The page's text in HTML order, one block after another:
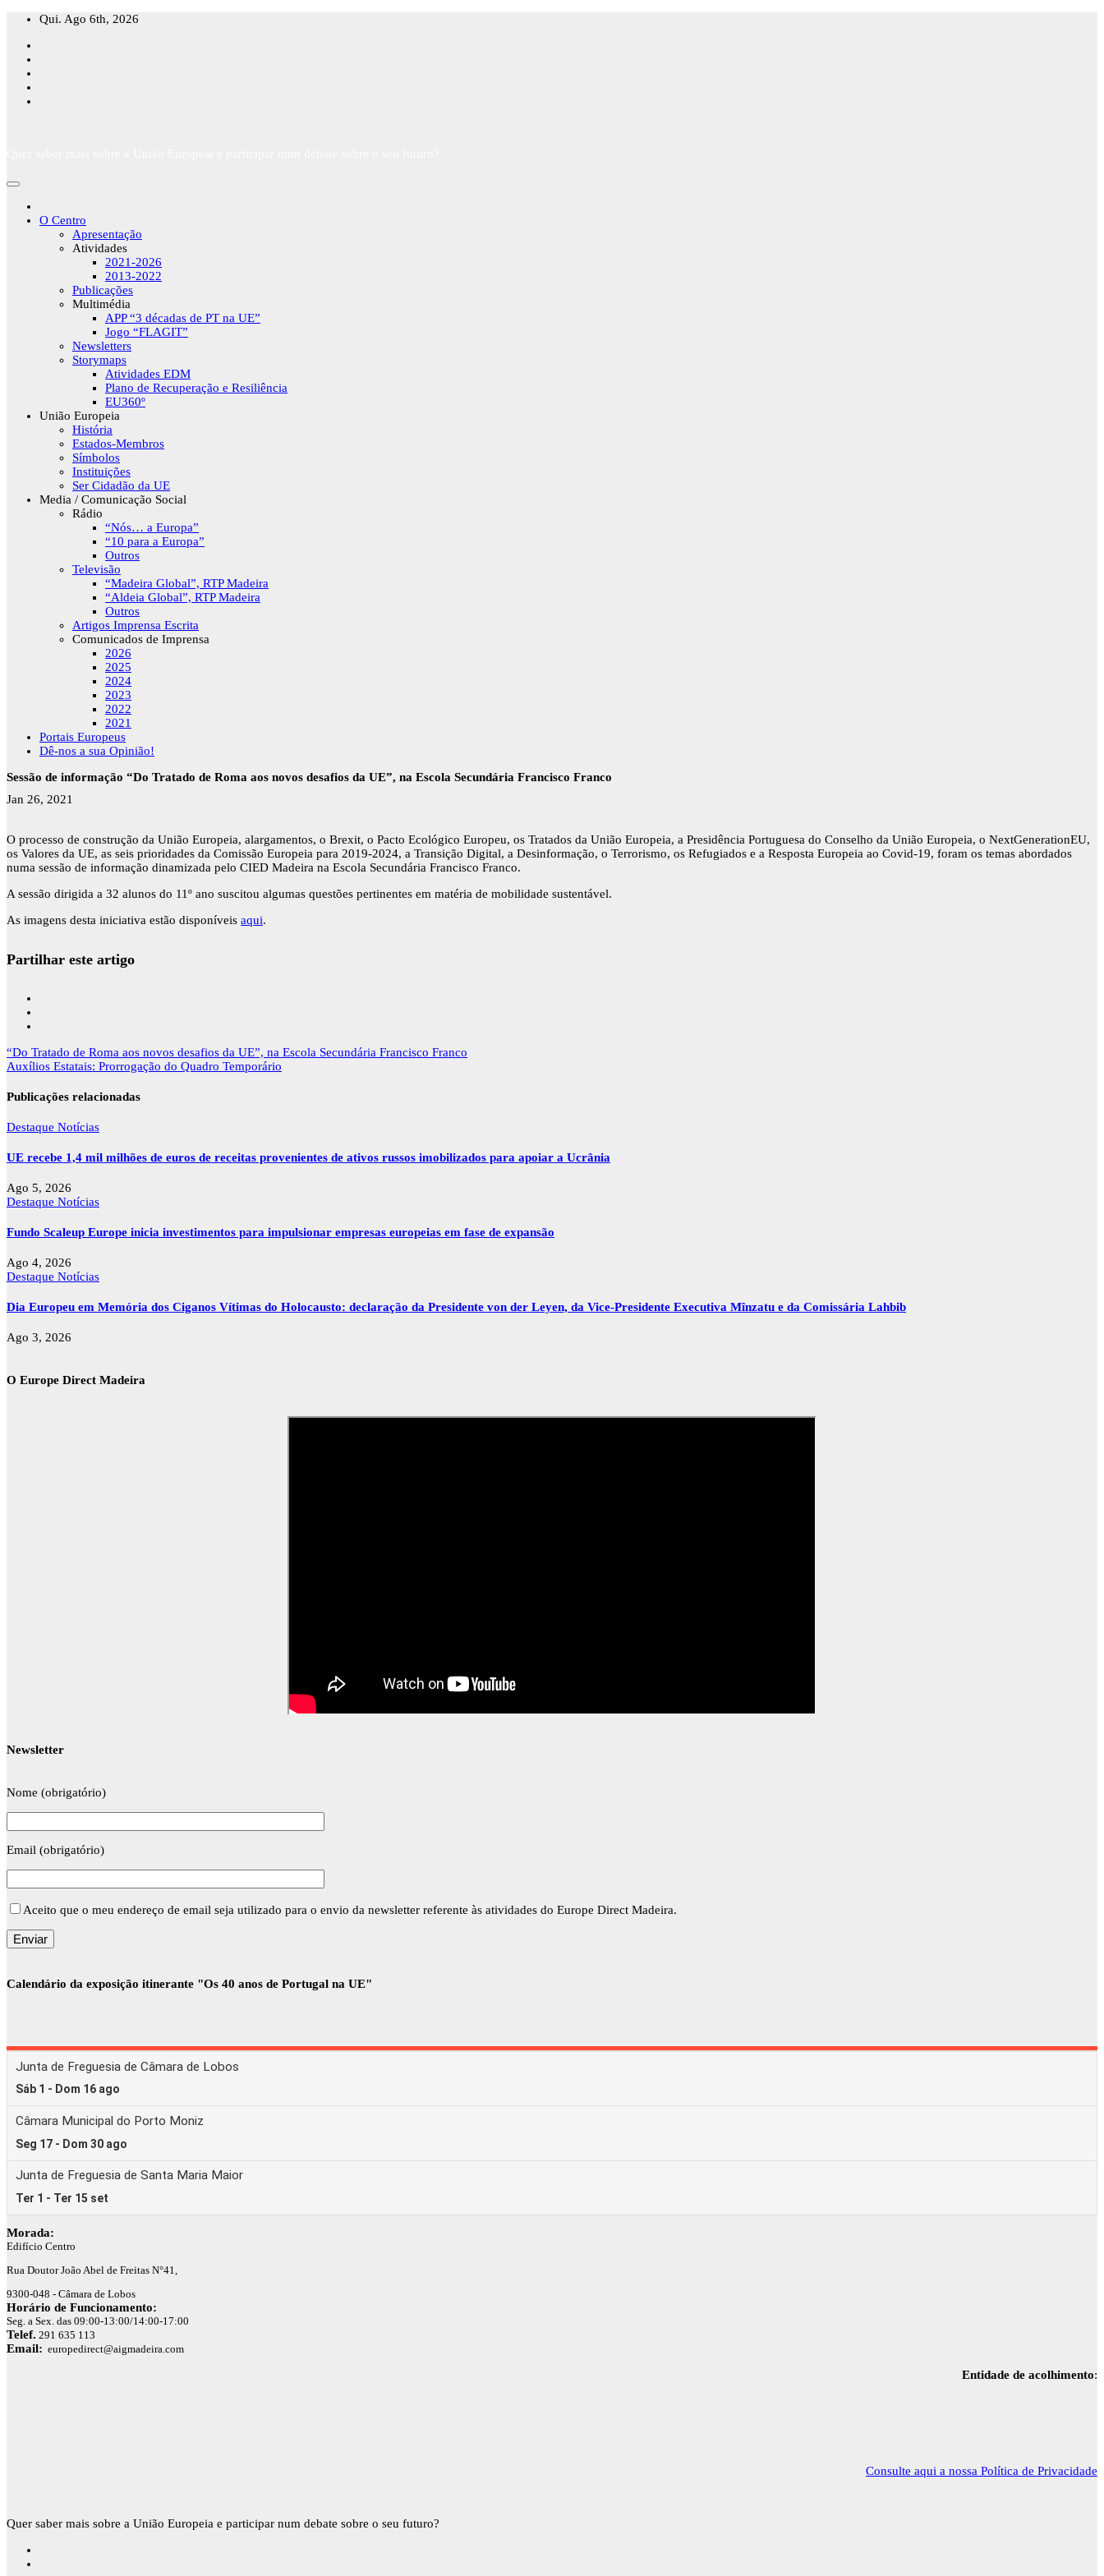
Skip
content
Qui. Ago 6th, 2026
O Centro
Apresentação
Atividades
2021-2026
2013-2022
Publicações
Multimédia
APP “3 décadas de PT na UE”
Jogo “FLAGIT”
Newsletters
Storymaps
Atividades EDM
Plano de Recuperação e Resiliência
EU360º
União Europeia
História
Estados-Membros
Símbolos
Instituições
Ser Cidadão da UE
Media / Comunicação Social
Rádio
“Nós… a Europa”
“10 para a Europa”
Outros
Televisão
“Madeira Global”, RTP Madeira
“Aldeia Global”, RTP Madeira
Outros
Artigos Imprensa Escrita
Comunicados de Imprensa
2026
2025
2024
2023
2022
2021
Portais Europeus
Dê-nos a sua Opinião!
Sessão de informação “Do Tratado de Roma aos novos desafios da UE”, na Escola Secundária Francisco Franco
Jan 26, 2021
O processo de construção da União Europeia, alargamentos, o Brexit, o Pacto Ecológico Europeu, os Tratados da União Europeia, a Presidência Portuguesa do Conselho da União Europeia, o NextGenerationEU,
os Valores da UE, as seis prioridades da Comissão Europeia para 2019-2024, a Transição Digital, a Desinformação, o Terrorismo, os Refugiados e a Resposta Europeia ao Covid-19, foram os temas abordados
numa sessão de informação dinamizada pelo CIED Madeira na Escola Secundária Francisco Franco.
A sessão dirigida a 32 alunos do 11º ano suscitou algumas questões pertinentes em matéria de mobilidade sustentável.
As imagens desta iniciativa estão disponíveis aqui.
Partilhar este artigo
Navegação
de
“Do Tratado de Roma aos novos desafios da UE”, na Escola Secundária Francisco Franco
Auxílios Estatais: Prorrogação do Quadro Temporário
Publicações relacionadas
Destaque Notícias
UE recebe 1,4 mil milhões de euros de receitas provenientes de ativos russos imobilizados para apoiar a Ucrânia
Ago 5, 2026
Destaque Notícias
Fundo Scaleup Europe inicia investimentos para impulsionar empresas europeias em fase de expansão
Ago 4, 2026
Destaque Notícias
Dia Europeu em Memória dos Ciganos Vítimas do Holocausto: declaração da Presidente von der Leyen, da Vice-Presidente Executiva Mînzatu e da Comissária Lahbib
Ago 3, 2026
O Europe Direct Madeira
Newsletter
Nome (obrigatório)
Email (obrigatório)
Aceito que o meu endereço de email seja utilizado para o envio da newsletter referente às atividades do Europe Direct Madeira.
Calendário da exposição itinerante "Os 40 anos de Portugal na UE"
Morada:
Edifício Centro
Rua Doutor João Abel de Freitas N°41,
9300-048 - Câmara de Lobos
Horário de Funcionamento:
Seg. a Sex. das 09:00-13:00/14:00-17:00
Telef. 291 635 113
Email: europedirect@aigmadeira.com
Entidade de acolhimento:
Consulte aqui a nossa Política de Privacidade
Quer saber mais sobre a União Europeia e participar num debate sobre o seu futuro?